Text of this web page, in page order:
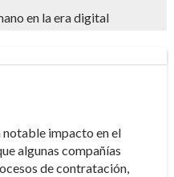
en la era digital
notable impacto en el
algunas compañías
de contratación,